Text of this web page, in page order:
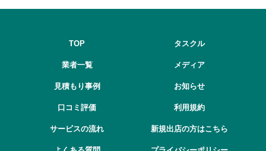
TOP
業者一覧
見積もり事例
口コミ評価
サービスの流れ
タスクル
メディア
お知らせ
利用規約
新規出店の方はこちら